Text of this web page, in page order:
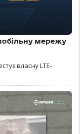
мережу
власну LTE-